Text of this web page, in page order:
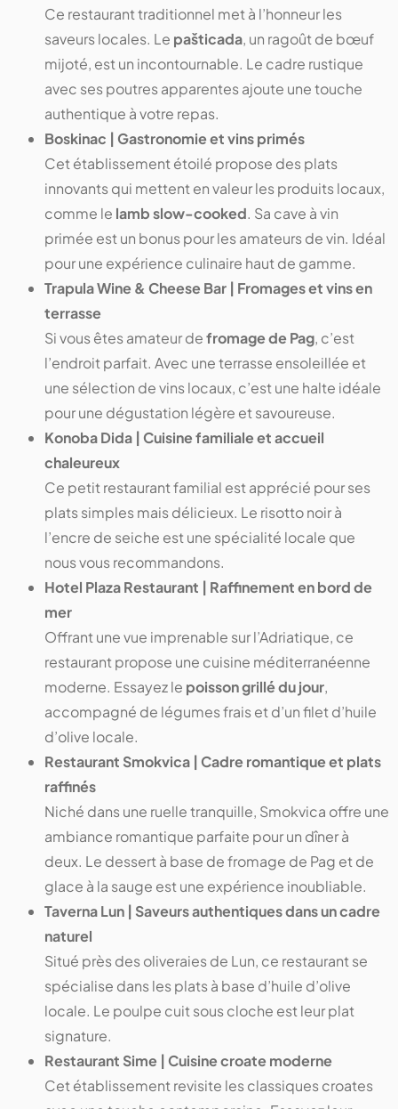
Ce restaurant traditionnel met à l’honneur les
saveurs locales. Le pašticada, un ragoût de bœuf
mijoté, est un incontournable. Le cadre rustique
avec ses poutres apparentes ajoute une touche
authentique à votre repas.
Boskinac | Gastronomie et vins primés
Cet établissement étoilé propose des plats
innovants qui mettent en valeur les produits locaux,
comme le lamb slow-cooked. Sa cave à vin
primée est un bonus pour les amateurs de vin. Idéal
pour une expérience culinaire haut de gamme.
Trapula Wine & Cheese Bar | Fromages et vins en
terrasse
Si vous êtes amateur defromage de Pag, c’est
l’endroit parfait. Avec une terrasse ensoleillée et
une sélection de vins locaux, c’est une halte idéale
pour une dégustation légère et savoureuse.
Konoba Dida | Cuisine familiale et accueil
chaleureux
Ce petit restaurant familial est apprécié pour ses
plats simples mais délicieux. Le risotto noir à
l’encre de seiche est une spécialité locale que
nous vous recommandons.
Hotel Plaza Restaurant | Raffinement en bord de
mer
Offrant une vue imprenable sur l’Adriatique, ce
restaurant propose une cuisine méditerranéenne
moderne. Essayez le poisson grillé du jour,
accompagné de légumes frais et d’un filet d’huile
d’olive locale.
Restaurant Smokvica | Cadre romantique et plats
raffinés
Niché dans une ruelle tranquille, Smokvica offre une
ambiance romantique parfaite pour un dîner à
deux. Le dessert à base de fromage de Pag et de
glace à la sauge est une expérience inoubliable.
Taverna Lun | Saveurs authentiques dans un cadre
naturel
Situé près des oliveraies de Lun, ce restaurant se
spécialise dans les plats à base d’huile d’olive
locale. Le poulpe cuit sous cloche est leur plat
signature.
Restaurant Sime | Cuisine croate moderne
Cet établissement revisite les classiques croates